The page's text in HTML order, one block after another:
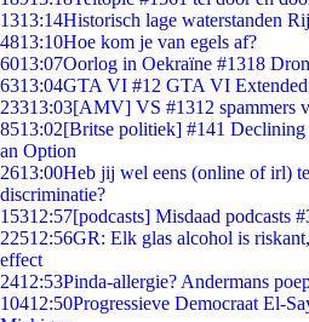
1313:14Historisch lage waterstanden
4813:10Hoe kom je van egels af?
6013:07Oorlog in Oekraïne #1318
6313:04GTA VI #12 GTA VI
23313:03[AMV] VS #1312 spammers
8513:02[Britse politiek] #141
an Option
2613:00Heb jij wel eens (online of irl)
discriminatie?
15312:57[podcasts] Misdaad podcasts
22512:56GR: Elk glas alcohol is
effect
2412:53Pinda-allergie? Andermans
10412:50Progressieve Democraat El-